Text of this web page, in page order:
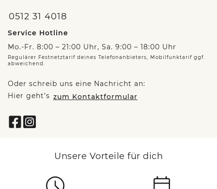
0512 31 4018
Service Hotline
Mo.-Fr. 8:00 – 21:00 Uhr, Sa. 9:00 – 18:00 Uhr
Regulärer Festnetztarif deines Telefonanbieters, Mobilfunktarif ggf.
abweichend.
Oder schreib uns eine Nachricht an:
Hier geht’s zum Kontaktformular
Unsere Vorteile für dich